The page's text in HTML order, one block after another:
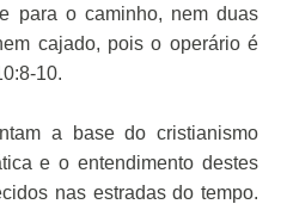
para o caminho, nem duas
cajado, pois o operário é
10.
a base do cristianismo
e o entendimento destes
nas estradas do tempo.